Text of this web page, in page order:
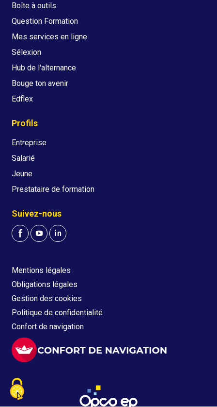
Boîte à outils
Question Formation
Mes services en ligne
Sélexion
Hub de l'alternance
Bouge ton avenir
Edflex
Profils
Entreprise
Salarié
Jeune
Prestataire de formation
Suivez-nous
Mentions légales
Obligations légales
Gestion des cookies
Politique de confidentialité
Confort de navigation